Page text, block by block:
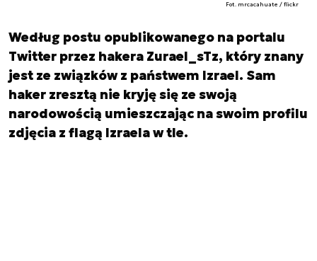
Fot. mrcacahuate / flickr
Według postu opublikowanego na portalu
Twitter przez hakera Zurael_sTz, który znany
jest ze związków z państwem Izrael. Sam
haker zresztą nie kryję się ze swoją
narodowością umieszczając na swoim profilu
zdjęcia z flagą Izraela w tle.